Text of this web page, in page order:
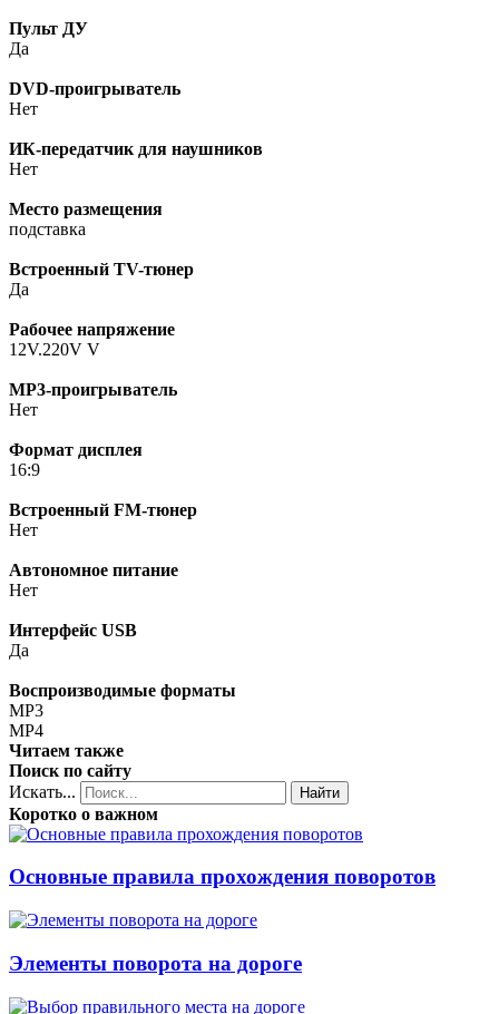
Пульт ДУ
Да
DVD-проигрыватель
Нет
ИК-передатчик для наушников
Нет
Место размещения
подставка
Встроенный TV-тюнер
Да
Рабочее напряжение
12V.220V V
MP3-проигрыватель
Нет
Формат дисплея
16:9
Встроенный FM-тюнер
Нет
Автономное питание
Нет
Интерфейс USB
Да
Воспроизводимые форматы
MP3
MP4
Читаем также
Поиск по сайту
Искать...
Найти
Коротко о важном
Основные правила прохождения поворотов
Элементы поворота на дороге